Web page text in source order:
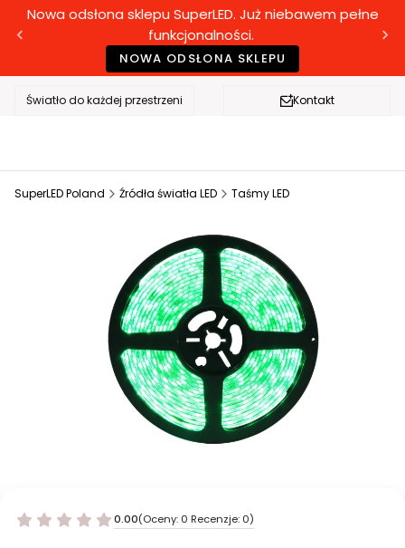
Nowa odsłona sklepu SuperLED. Już niebawem pełne
funkcjonalności.
NOWA ODSŁONA SKLEPU
Światło do każdej przestrzeni Kontakt
SuperLED Poland Źródła światła LED Taśmy LED
0.00(Oceny: 0 Recenzje: 0)